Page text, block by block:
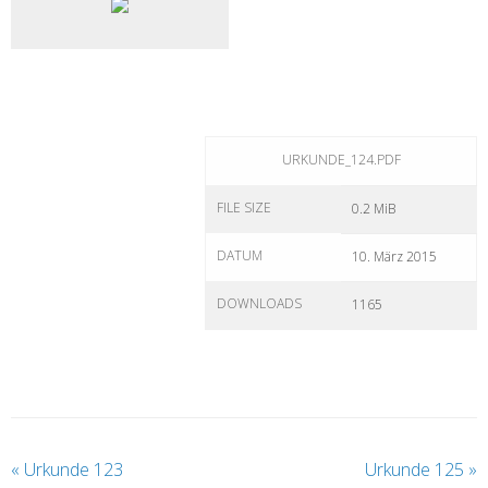
URKUNDE_124.PDF
FILE SIZE 0.2 MiB
DATUM 10. März 2015
DOWNLOADS 1165
« Urkunde 123 Urkunde 125 »